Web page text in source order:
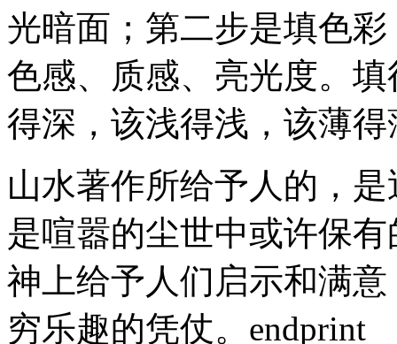
光暗面；第二步是填色
色感、质感、亮光度。
得深，该浅得浅，该薄
山水著作所给予人的，
是喧嚣的尘世中或许保
神上给予人们启示和满
穷乐趣的凭仗。endprint